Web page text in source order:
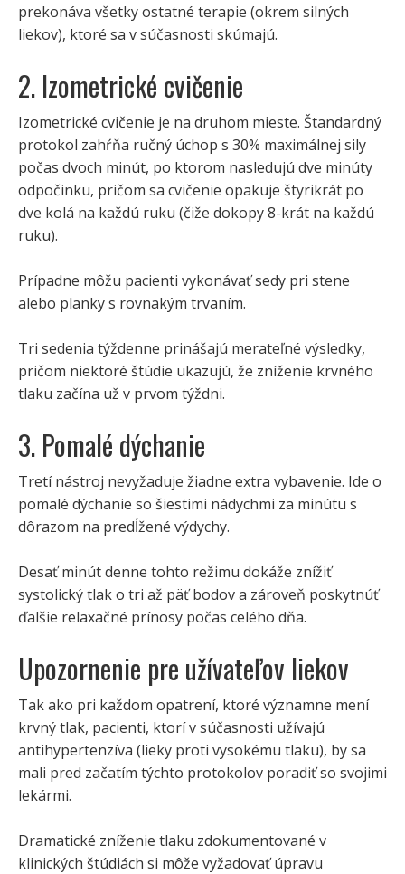
prekonáva všetky ostatné terapie (okrem silných
liekov), ktoré sa v súčasnosti skúmajú.
2. Izometrické cvičenie
Izometrické cvičenie je na druhom mieste. Štandardný
protokol zahŕňa ručný úchop s 30% maximálnej sily
počas dvoch minút, po ktorom nasledujú dve minúty
odpočinku, pričom sa cvičenie opakuje štyrikrát po
dve kolá na každú ruku (čiže dokopy 8-krát na každú
ruku).
Prípadne môžu pacienti vykonávať sedy pri stene
alebo planky s rovnakým trvaním.
Tri sedenia týždenne prinášajú merateľné výsledky,
pričom niektoré štúdie ukazujú, že zníženie krvného
tlaku začína už v prvom týždni.
3. Pomalé dýchanie
Tretí nástroj nevyžaduje žiadne extra vybavenie. Ide o
pomalé dýchanie so šiestimi nádychmi za minútu s
dôrazom na predĺžené výdychy.
Desať minút denne tohto režimu dokáže znížiť
systolický tlak o tri až päť bodov a zároveň poskytnúť
ďalšie relaxačné prínosy počas celého dňa.
Upozornenie pre užívateľov liekov
Tak ako pri každom opatrení, ktoré významne mení
krvný tlak, pacienti, ktorí v súčasnosti užívajú
antihypertenzíva (lieky proti vysokému tlaku), by sa
mali pred začatím týchto protokolov poradiť so svojimi
lekármi.
Dramatické zníženie tlaku zdokumentované v
klinických štúdiách si môže vyžadovať úpravu